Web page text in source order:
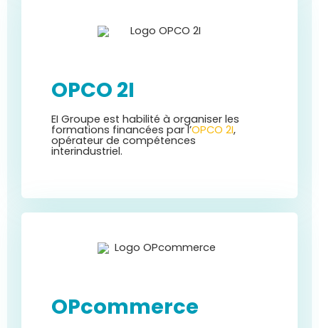
OPCO 2I
EI Groupe est habilité à organiser les
formations financées par l’OPCO 2I,
opérateur de compétences
interindustriel.
OPcommerce